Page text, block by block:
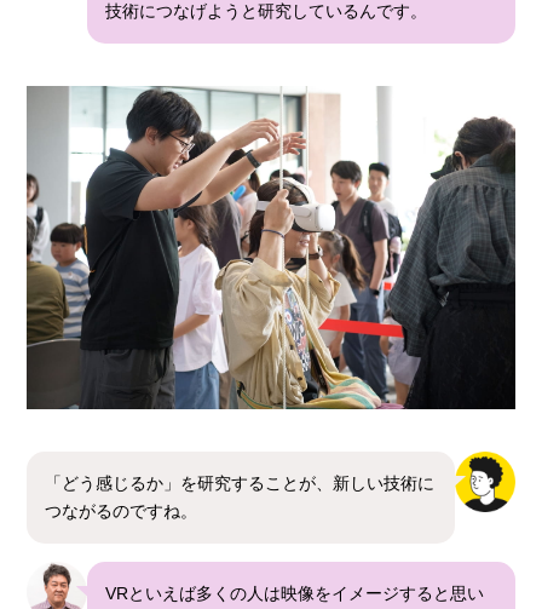
技術につなげようと研究しているんです。
「どう感じるか」を研究することが、新しい技術に
つながるのですね。
VRといえば多くの人は映像をイメージすると思い